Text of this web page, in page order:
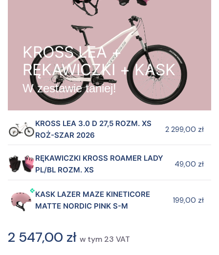
KROSS LEA +
RĘKAWICZKI + KASK
W zestawie taniej!
KROSS LEA 3.0 D 27,5 ROZM. XS
ROŻ-SZAR 2026
2 299,00 zł
RĘKAWICZKI KROSS ROAMER LADY
PL/BL ROZM. XS
49,00 zł
KASK LAZER MAZE KINETICORE
MATTE NORDIC PINK S-M
199,00 zł
2 547,00 zł w tym 23 VAT